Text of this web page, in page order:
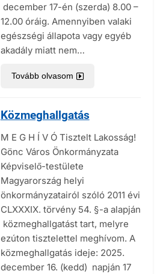
december 17-én (szerda) 8.00 –
12.00 óráig. Amennyiben valaki
egészségi állapota vagy egyéb
akadály miatt nem…
Tovább olvasom
Közmeghallgatás
M E G H Í V Ó Tisztelt Lakosság!
Gönc Város Önkormányzata
Képviselő-testülete
Magyarország helyi
önkormányzatairól szóló 2011 évi
CLXXXIX. törvény 54. §-a alapján
közmeghallgatást tart, melyre
ezúton tisztelettel meghívom. A
közmeghallgatás ideje: 2025.
december 16. (kedd) napján 17